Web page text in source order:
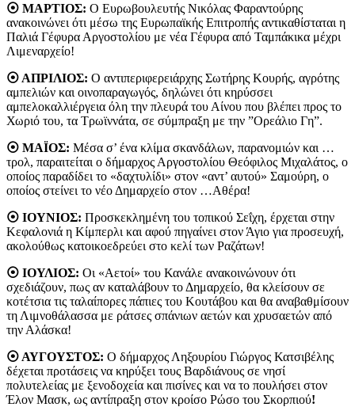
⦿ ΜΑΡΤΙΟΣ: Ο Ευρωβουλευτής Νικόλας Φαραντούρης
ανακοινώνει ότι μέσω της Ευρωπαϊκής Επιτροπής αντικαθίσταται η
Παλιά Γέφυρα Αργοστολίου με νέα Γέφυρα από Ταμπάκικα μέχρι
Λιμεναρχείο!
⦿ ΑΠΡΙΛΙΟΣ: Ο αντιπεριφερειάρχης Σωτήρης Κουρής, αγρότης
αμπελιών και οινοπαραγωγός, δηλώνει ότι κηρύσσει
αμπελοκαλλιέργεια όλη την πλευρά του Αίνου που βλέπει προς το
Χωριό του, τα Τρωϊννάτα, σε σύμπραξη με την ”Ορεάλιο Γη”.
⦿ ΜΑΪΟΣ: Μέσα σ’ ένα κλίμα σκανδάλων, παρανομιών και …
τρολ, παραιτείται ο δήμαρχος Αργοστολίου Θεόφιλος Μιχαλάτος, ο
οποίος παραδίδει το «δαχτυλίδι» στον «αντ’ αυτού» Σαμούρη, ο
οποίος στείνει το νέο Δημαρχείο στον …Αθέρα!
⦿ ΙΟΥΝΙΟΣ: Προσκεκλημένη του τοπικού Σεΐχη, έρχεται στην
Κεφαλονιά η Κίμπερλι και αφού πηγαίνει στον Άγιο για προσευχή,
ακολούθως κατοικοεδρεύει στο κελί των Ραζάτων!
⦿ ΙΟΥΛΙΟΣ: Οι «Αετοί» του Κανάλε ανακοινώνουν ότι
σχεδιάζουν, πως αν καταλάβουν το Δημαρχείο, θα κλείσουν σε
κοτέτσια τις ταλαίπορες πάπιες του Κουτάβου και θα αναβαθμίσουν
τη Λιμνοθάλασσα με ράτσες σπάνιων αετών και χρυσαετών από
την Αλάσκα!
⦿ ΑΥΓΟΥΣΤΟΣ: Ο δήμαρχος Ληξουρίου Γιώργος Κατσιβέλης
δέχεται προτάσεις να κηρύξει τους Βαρδιάνους σε νησί
πολυτελείας με ξενοδοχεία και πισίνες και να το πουλήσει στον
Έλον Μασκ, ως αντίπραξη στον κροίσο Ρώσο του Σκορπιού!